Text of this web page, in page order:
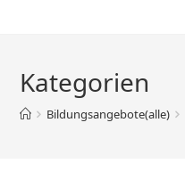
Kategorien
Bildungsangebote(alle)